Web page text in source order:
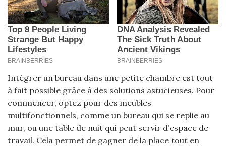
Intégrer un bureau dans une petite chambre est tout
à fait possible grâce à des solutions astucieuses. Pour
commencer, optez pour des meubles
multifonctionnels, comme un bureau qui se replie au
mur, ou une table de nuit qui peut servir d’espace de
travail. Cela permet de gagner de la place tout en